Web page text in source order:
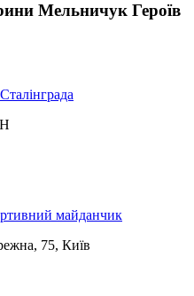
Мельничук Героїв
майданчик
75, Київ